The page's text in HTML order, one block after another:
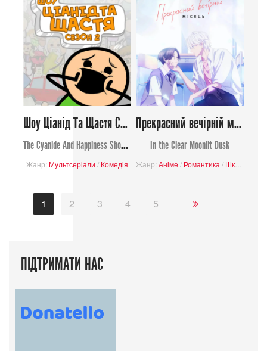
Шоу Ціанід Та Щастя Сезон 2
The Cyanide And Happiness Show Season Too
Жанр: Мультсеріали / Комедія
Прекрасний вечірній місяць
In the Clear Moonlit Dusk
Жанр: Аніме / Романтика / Школа
1 2 3 4 5
ПІДТРИМАТИ НАС